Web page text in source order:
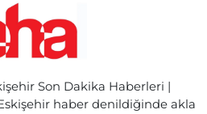
Son Dakika Haberleri |
haber denildiğinde akla